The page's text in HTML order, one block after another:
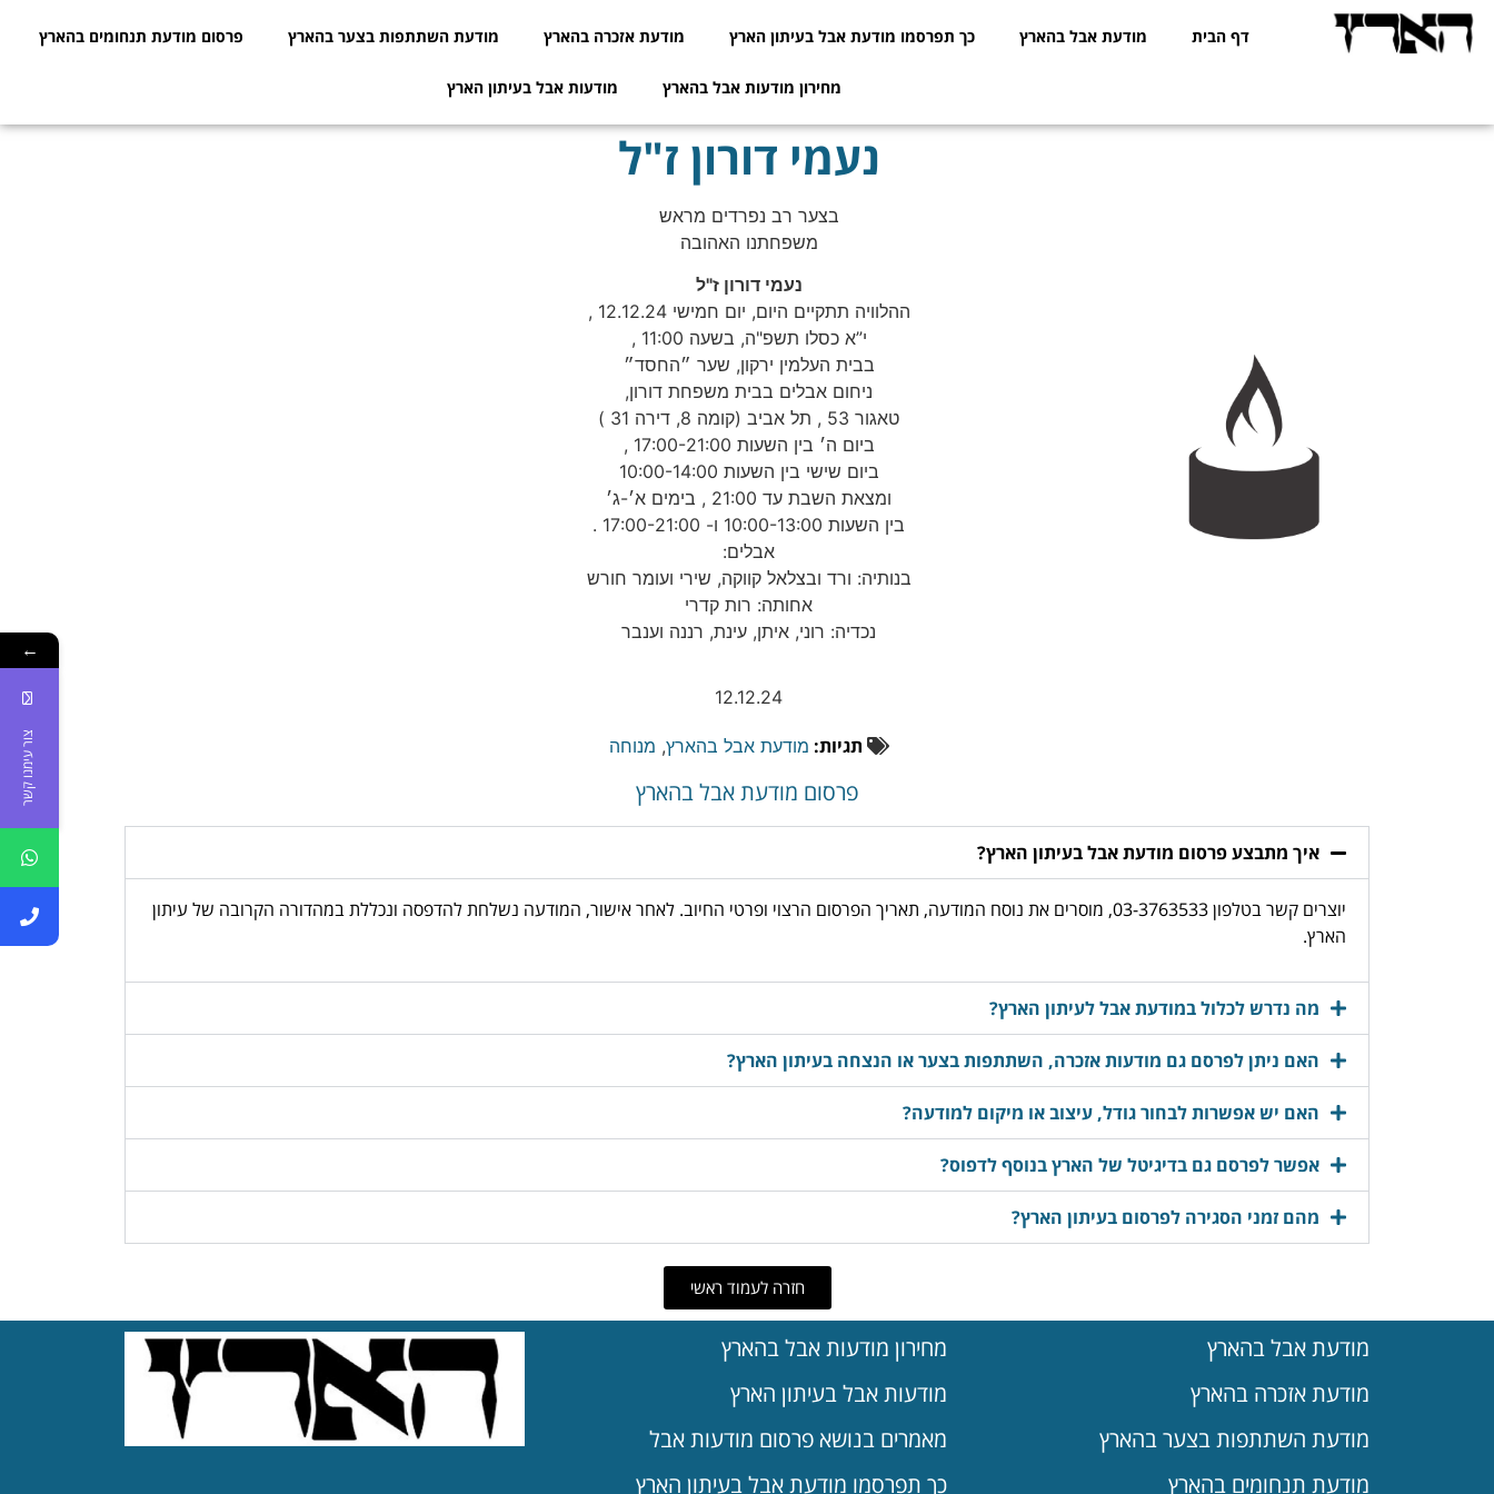
דף הבית מודעת אבל בהארץ כך תפרסמו מודעת אבל בעיתון הארץ מודעת אזכרה בהארץ מודעת השתתפות בצער בהארץ פרסום מודעת תנחומים בהארץ
מחירון מודעות אבל בהארץ מודעות אבל בעיתון הארץ
נעמי דורון ז"ל
בצער רב נפרדים מראש
משפחתנו האהובה
נעמי דורון ז"ל
ההלוויה תתקיים היום, יום חמישי 12.12.24 ,
י”א כסלו תשפ"ה, בשעה 11:00 ,
בבית העלמין ירקון, שער ״החסד״
ניחום אבלים בבית משפחת דורון,
טאגור 53 , תל אביב (קומה 8, דירה 31 )
ביום ה׳ בין השעות 17:00-21:00 ,
ביום שישי בין השעות 10:00-14:00
ומצאת השבת עד 21:00 , בימים א׳-ג׳
בין השעות 10:00-13:00 ו- 17:00-21:00 .
אבלים:
בנותיה: ורד ובצלאל קווקה, שירי ועומר חורש
אחותה: רות קדרי
נכדיה: רוני, איתן, עינת, רננה וענבר
12.12.24
תגיות: מודעת אבל בהארץ, מנוחה
פרסום מודעת אבל בהארץ
איך מתבצע פרסום מודעת אבל בעיתון הארץ?
יוצרים קשר בטלפון 03-3763533, מוסרים את נוסח המודעה, תאריך הפרסום הרצוי ופרטי החיוב. לאחר אישור, המודעה נשלחת להדפסה ונכללת במהדורה הקרובה של עיתון
הארץ.
מה נדרש לכלול במודעת אבל לעיתון הארץ?
האם ניתן לפרסם גם מודעות אזכרה, השתתפות בצער או הנצחה בעיתון הארץ?
האם יש אפשרות לבחור גודל, עיצוב או מיקום למודעה?
אפשר לפרסם גם בדיגיטל של הארץ בנוסף לדפוס?
מהם זמני הסגירה לפרסום בעיתון הארץ?
חזרה לעמוד ראשי
מודעת אבל בהארץ
מודעת אזכרה בהארץ
מודעת השתתפות בצער בהארץ
מודעת תנחומים בהארץ
מחירון מודעות אבל בהארץ
מודעות אבל בעיתון הארץ
מאמרים בנושא פרסום מודעות אבל
כך תפרסמו מודעת אבל בעיתון הארץ
←
צור עימנו קשר